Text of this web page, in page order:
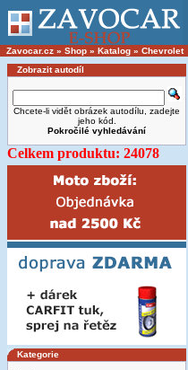
Zavocar.cz » Shop » Katalog » Chevrolet
Zobrazit autodíl
Chcete-li vidět obrázek autodílu, zadejte
jeho kód.
Pokročilé vyhledávání
Celkem produktu: 24078
Kategorie